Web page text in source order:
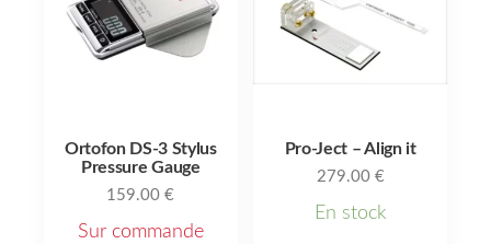
Ortofon DS-3 Stylus
Pressure Gauge
159.00€
Sur commande
Pro-Ject – Align it
279.00 €
En stock